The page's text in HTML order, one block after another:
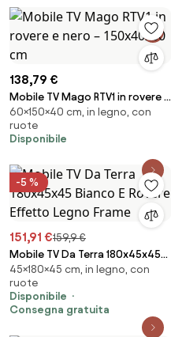
138,79 €
Mobile TV Mago RTV1 in rovere e
nero – 150x40x60 cm
60×150×40 cm, in legno, con
ruote
Disponibile
-5 %
151,91 €159,9 €
Mobile TV Da Terra 180x45x45
Bianco E Rovere Effetto Legno
Frame
45×180×45 cm, in legno, con
ruote
Disponibile
Consegna gratuita